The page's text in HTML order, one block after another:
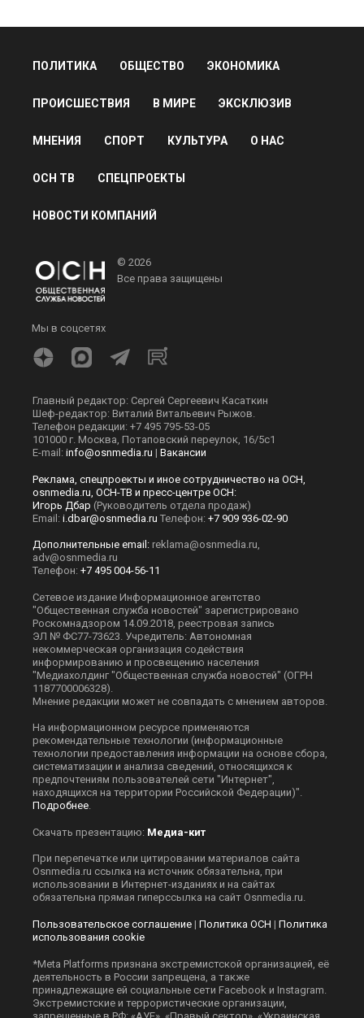
ПОЛИТИКА ОБЩЕСТВО ЭКОНОМИКА
ПРОИСШЕСТВИЯ В МИРЕ ЭКСКЛЮЗИВ
МНЕНИЯ СПОРТ КУЛЬТУРА О НАС
ОСН ТВ СПЕЦПРОЕКТЫ
НОВОСТИ КОМПАНИЙ
© 2026
Все права защищены
Мы в соцсетях
Главный редактор: Сергей Сергеевич Касаткин
Шеф-редактор: Виталий Витальевич Рыжов.
Телефон редакции: +7 495 795-53-05
101000 г. Москва, Потаповский переулок, 16/5с1
E-mail: info@osnmedia.ru | Вакансии
Реклама, спецпроекты и иное сотрудничество на ОСН,
osnmedia.ru, ОСН-ТВ и пресс-центре ОСН:
Игорь Дбар (Руководитель отдела продаж)
Email: i.dbar@osnmedia.ru Телефон: +7 909 936-02-90
Дополнительные email: reklama@osnmedia.ru,
adv@osnmedia.ru
Телефон: +7 495 004-56-11
Сетевое издание Информационное агентство
"Общественная служба новостей" зарегистрировано
Роскомнадзором 14.09.2018, реестровая запись
ЭЛ № ФС77-73623. Учредитель: Автономная
некоммерческая организация содействия
информированию и просвещению населения
"Медиахолдинг "Общественная служба новостей" (ОГРН
1187700006328).
Мнение редакции может не совпадать с мнением авторов.
На информационном ресурсе применяются
рекомендательные технологии (информационные
технологии предоставления информации на основе сбора,
систематизации и анализа сведений, относящихся к
предпочтениям пользователей сети "Интернет",
находящихся на территории Российской Федерации)".
Подробнее.
Скачать презентацию: Медиа-кит
При перепечатке или цитировании материалов сайта
Оsnmedia.ru ссылка на источник обязательна, при
использовании в Интернет-изданиях и на сайтах
обязательна прямая гиперссылка на сайт Оsnmedia.ru.
Пользовательское соглашение | Политика ОСН | Политика
использования cookie
*Meta Platforms признана экстремистской организацией, её
деятельность в России запрещена, а также
принадлежащие ей социальные сети Facebook и Instagram.
Экстремистские и террористические организации,